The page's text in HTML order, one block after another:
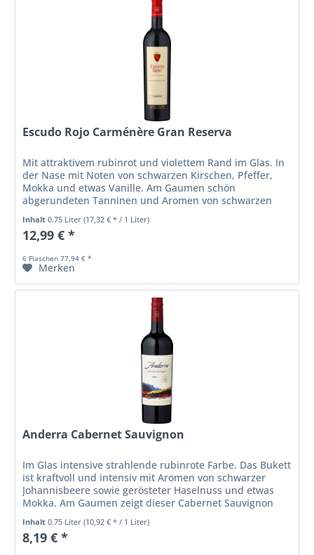
Escudo Rojo Carménère Gran Reserva
Mit attraktivem rubinrot und violettem Rand im Glas. In
der Nase mit Noten von schwarzen Kirschen, Pfeffer,
Mokka und etwas Vanille. Am Gaumen schön
abgerundeten Tanninen und Aromen von schwarzen
Beerenfrüchten sowie...
Inhalt0.75 Liter(17,32 € * / 1 Liter)
12,99 € *
6 Flaschen 77,94 € *
Merken
Anderra Cabernet Sauvignon
Im Glas intensive strahlende rubinrote Farbe. Das Bukett
ist kraftvoll und intensiv mit Aromen von schwarzer
Johannisbeere sowie gerösteter Haselnuss und etwas
Mokka. Am Gaumen zeigt dieser Cabernet Sauvignon
sich elegant und frisch mit...
Inhalt0.75 Liter(10,92 € * / 1 Liter)
8,19 € *